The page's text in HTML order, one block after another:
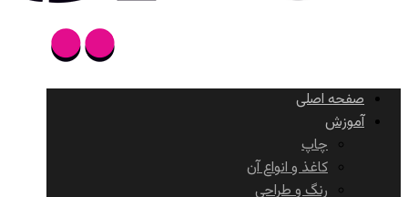
صفحه اصلی
آموزش
چاپ
کاغذ و انواع آن
رنگ و طراحی